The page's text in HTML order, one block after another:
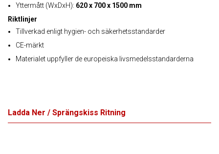
Yttermått (WxDxH): 620 x 700 x 1500 mm
Riktlinjer
Tillverkad enligt hygien- och säkerhetsstandarder
CE-märkt
Materialet uppfyller de europeiska livsmedelsstandarderna
Ladda Ner / Sprängskiss Ritning